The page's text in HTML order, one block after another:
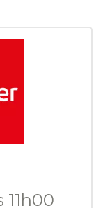
11h00